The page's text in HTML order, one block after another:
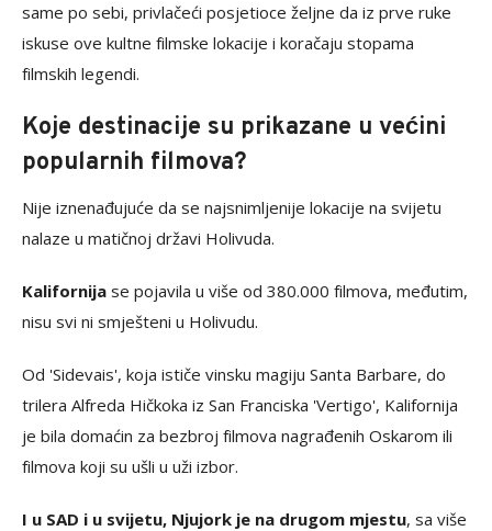
same po sebi, privlačeći posjetioce željne da iz prve ruke
iskuse ove kultne filmske lokacije i koračaju stopama
filmskih legendi.
Koje destinacije su prikazane u većini
popularnih filmova?
Nije iznenađujuće da se najsnimljenije lokacije na svijetu
nalaze u matičnoj državi Holivuda.
Kalifornija se pojavila u više od 380.000 filmova, međutim,
nisu svi ni smješteni u Holivudu.
Od 'Sidevais', koja ističe vinsku magiju Santa Barbare, do
trilera Alfreda Hičkoka iz San Franciska 'Vertigo', Kalifornija
je bila domaćin za bezbroj filmova nagrađenih Oskarom ili
filmova koji su ušli u uži izbor.
I u SAD i u svijetu, Njujork je na drugom mjestu, sa više